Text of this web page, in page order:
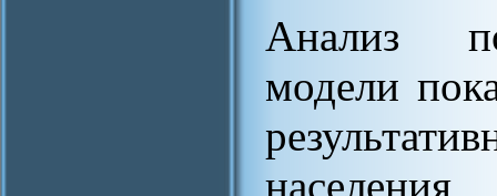
Анализ
модели